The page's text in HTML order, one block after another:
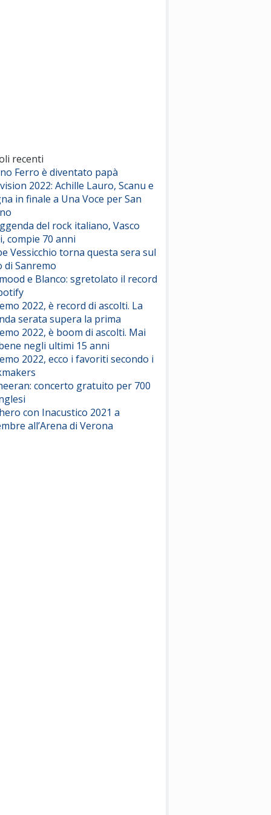
(Olivia Dean)
Serenamente
(Juli)
recenti
Ferro è diventato papà
2022: Achille Lauro, Scanu e
in finale a Una Voce per San
del rock italiano, Vasco
compie 70 anni
Vessicchio torna questa sera sul
di Sanremo
e Blanco: sgretolato il record
2022, è record di ascolti. La
serata supera la prima
2022, è boom di ascolti. Mai
negli ultimi 15 anni
2022, ecco i favoriti secondo i
concerto gratuito per 700
con Inacustico 2021 a
all’Arena di Verona